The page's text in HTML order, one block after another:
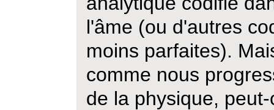
l'âme (ou d'autres
moins parfaites).
comme nous
de la physique,